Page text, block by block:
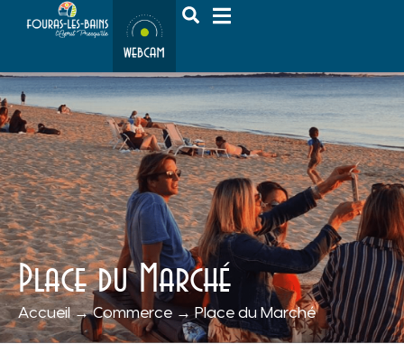
principal
Place du Marché
Accueil→Commerce →Place du Marché